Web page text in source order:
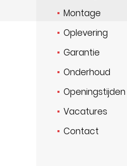
Montage
Oplevering
Garantie
Onderhoud
Openingstijden
Vacatures
Contact